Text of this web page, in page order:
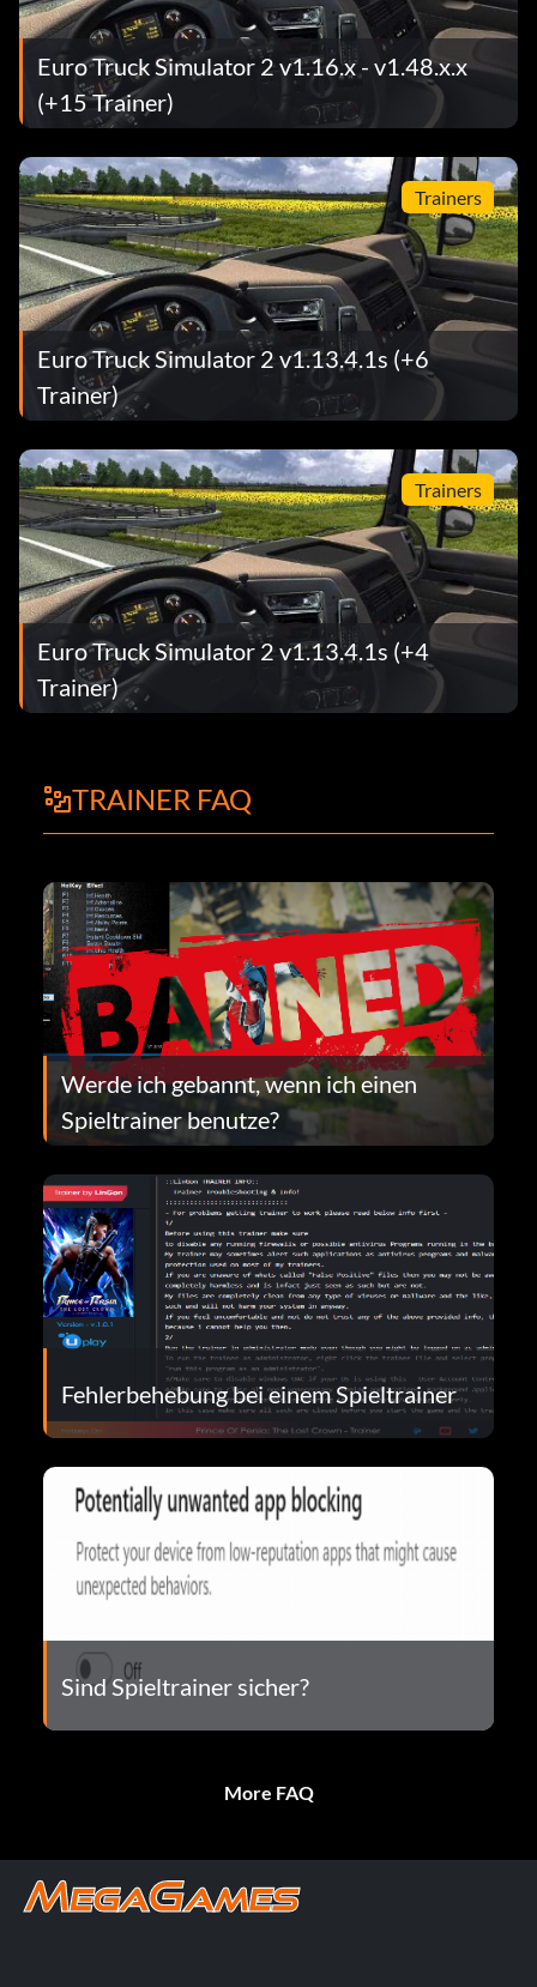
Euro Truck Simulator 2 v1.16.x - v1.48.x.x
(+15 Trainer)
Trainers
Euro Truck Simulator 2 v1.13.4.1s (+6
Trainer)
Trainers
Euro Truck Simulator 2 v1.13.4.1s (+4
Trainer)
TRAINER FAQ
Werde ich gebannt, wenn ich einen
Spieltrainer benutze?
Fehlerbehebung bei einem Spieltrainer
Sind Spieltrainer sicher?
More FAQ